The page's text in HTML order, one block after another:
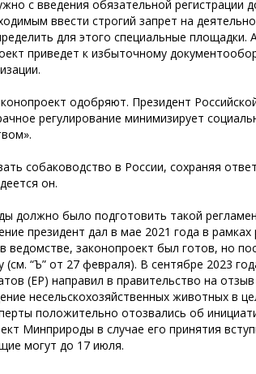
с введения обязательной
ввести строгий запрет на
для этого специальные площадки.
приведет к избыточному
одобряют. Президент
регулирование минимизирует
собаководство в России, сохраняя
он.
должно было подготовить такой
президент дал в мае 2021 года в
ведомстве, законопроект был готов, но
(см. “Ъ” от 27 февраля). В сентябре 2023
(ЕР) направил в правительство на
несельскохозяйственных животных в
положительно отозвались об
Минприроды в случае его принятия
могут до 17 июля.